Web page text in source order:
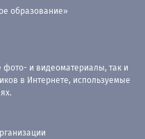
образование»
и видеоматериалы, так и
в Интернете, используемые